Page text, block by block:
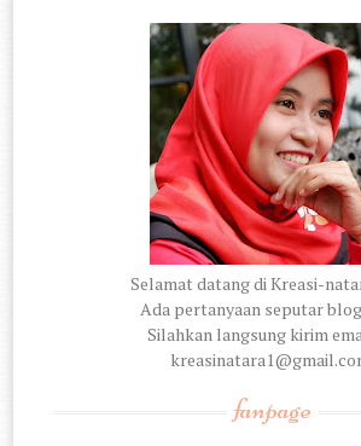
Selamat datang di Kreasi-
Ada pertanyaan seputar blog
Silahkan langsung kirim
fanpage